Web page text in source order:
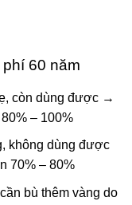
60 năm
còn dùng được →
– 100%
không dùng được
70% – 80%
bù thêm vàng do